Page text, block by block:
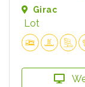
Girac
Lot